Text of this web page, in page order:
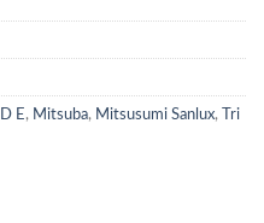
E , Mitsuba, Mitsusumi Sanlux,
Tri